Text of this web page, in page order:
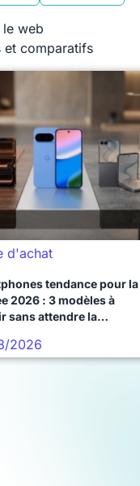
le web
et comparatifs
d'achat
tendance pour la
2026 : 3 modèles à
sans attendre la
2026